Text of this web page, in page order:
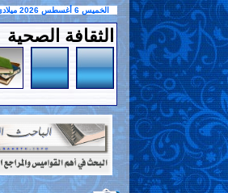
الخميس 6 أغسطس 2026 ميلادى - 21 صفر 1448 هجرى
الثقافة الصحية